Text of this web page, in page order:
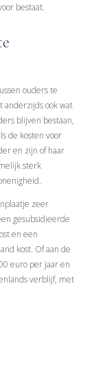
bestaat.
ouders te
anderzijds ook wat
blijven bestaan,
de kosten voor
en zijn of haar
sterk
zeer
gesubsidieerde
en een
kost. Of aan de
euro per jaar en
verblijf, met